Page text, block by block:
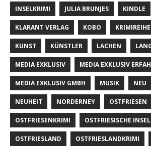
INSELKRIMI JULIA BRUNJES KINDLE
KLARANT VERLAG KOBO KRIMIREIHE
KUNST KÜNSTLER LACHEN
MEDIA EXKLUSIV MEDIA EXKLUSIV
MEDIA EXKLUSIV GMBH MUSIK NEU
NEUHEIT NORDERNEY OSTFRIESEN
OSTFRIESENKRIMI OSTFRIESISCHE
OSTFRIESLAND OSTFRIESLANDKRIMI